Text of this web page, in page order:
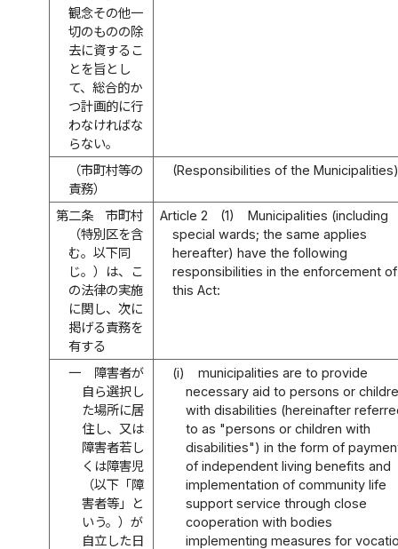
観念その他一
切のものの除
去に資するこ
とを旨とし
て、総合的か
つ計画的に行
わなければな
らない。
（市町村等の
責務）
(Responsibilities of the
第二条
市町村
（特別区を含
む。以下同
じ。）は、こ
の法律の実施
に関し、次に
掲げる責務を
有する
Article 2 (1)
Municipalities (including
special wards; the same applies
hereafter) have the following
responsibilities in the enforcement of
this Act:
一
障害者が
自ら選択し
た場所に居
住し、又は
障害者若し
くは障害児
（以下「障
害者等」と
いう。）が
自立した日
(i)
municipalities are to provide
necessary aid to persons or
with disabilities (hereinafter
to as "persons or children with
disabilities") in the form of
of independent living benefits and
implementation of community life
support service through close
cooperation with bodies
implementing measures for